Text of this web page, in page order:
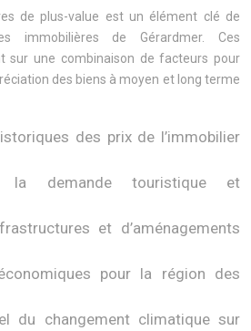
de plus-value est un élément clé de
immobilières de Gérardmer. Ces
sur une combinaison de facteurs pour
des biens à moyen et long terme
des prix de l’immobilier
la demande touristique et
et d’aménagements
pour la région des
du changement climatique sur